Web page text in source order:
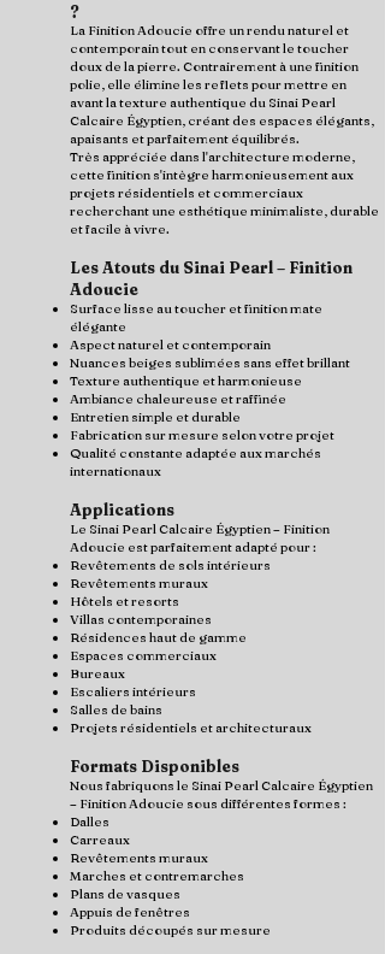
?
La Finition Adoucie offre un rendu naturel et
contemporain tout en conservant le toucher
doux de la pierre. Contrairement à une finition
polie, elle élimine les reflets pour mettre en
avant la texture authentique du Sinai Pearl
Calcaire Égyptien, créant des espaces élégants,
apaisants et parfaitement équilibrés.
Très appréciée dans l'architecture moderne,
cette finition s'intègre harmonieusement aux
projets résidentiels et commerciaux
recherchant une esthétique minimaliste, durable
et facile à vivre.
Les Atouts du Sinai Pearl – Finition
Adoucie
Surface lisse au toucher et finition mate
élégante
Aspect naturel et contemporain
Nuances beiges sublimées sans effet brillant
Texture authentique et harmonieuse
Ambiance chaleureuse et raffinée
Entretien simple et durable
Fabrication sur mesure selon votre projet
Qualité constante adaptée aux marchés
internationaux
Applications
Le Sinai Pearl Calcaire Égyptien – Finition
Adoucie est parfaitement adapté pour :
Revêtements de sols intérieurs
Revêtements muraux
Hôtels et resorts
Villas contemporaines
Résidences haut de gamme
Espaces commerciaux
Bureaux
Escaliers intérieurs
Salles de bains
Projets résidentiels et architecturaux
Formats Disponibles
Nous fabriquons le Sinai Pearl Calcaire Égyptien
– Finition Adoucie sous différentes formes :
Dalles
Carreaux
Revêtements muraux
Marches et contremarches
Plans de vasques
Appuis de fenêtres
Produits découpés sur mesure